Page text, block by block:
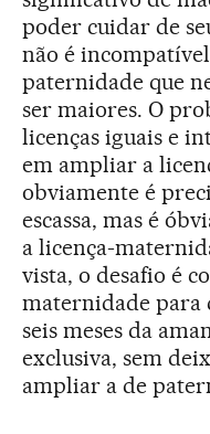
poder cuidar de
não é
paternidade que
ser maiores. O
licenças iguais e
em ampliar a
obviamente é
escassa, mas é
a licença-
vista, o desafio é
maternidade para
seis meses da
exclusiva, sem
ampliar a de